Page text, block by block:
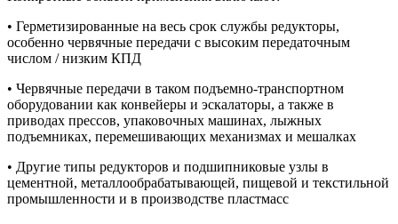
• Герметизированные на весь срок службы редукторы,
особенно червячные передачи с высоким передаточным
числом / низким КПД
• Червячные передачи в таком подъемно-транспортном
оборудовании как конвейеры и эскалаторы, а также в
приводах прессов, упаковочных машинах, лыжных
подъемниках, перемешивающих механизмах и мешалках
• Другие типы редукторов и подшипниковые узлы в
цементной, металлообрабатывающей, пищевой и текстильной
промышленности и в производстве пластмасс